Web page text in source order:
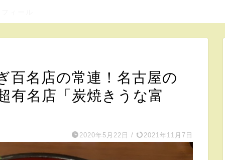
百名店の常連！名古屋の
有名店「炭焼きうな富
2020年5月22日 / 2021年11月7日